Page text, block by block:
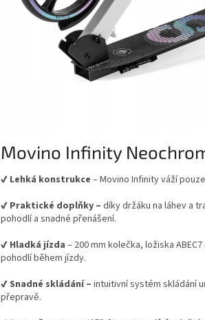
Movino Infinity
✔️ Lehká konstrukce – Movino Infinity váží
✔️ Praktické doplňky – díky držáku na láhev a
pohodlí a snadné přenášení.
✔️ Hladká jízda – 200 mm kolečka, ložiska
pohodlí během jízdy.
✔️ Snadné skládání– intuitivní systém skládání
přepravě.